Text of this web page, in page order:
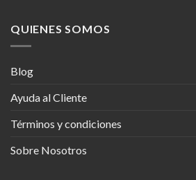
QUIENES SOMOS
Blog
Ayuda al Cliente
Términos y condiciones
Sobre Nosotros